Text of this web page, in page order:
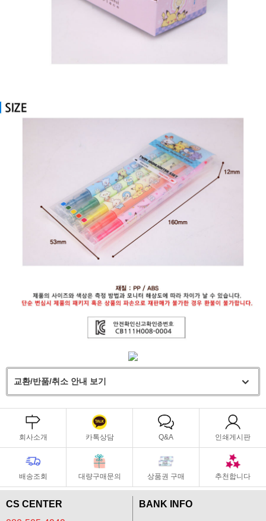
교환/반품/취소 안내 보기
회사소개 카톡상담 Q&A 인쇄게시판
배송조회 대량구매문의 상품권 구매 추천합니다
CS CENTER
BANK INFO